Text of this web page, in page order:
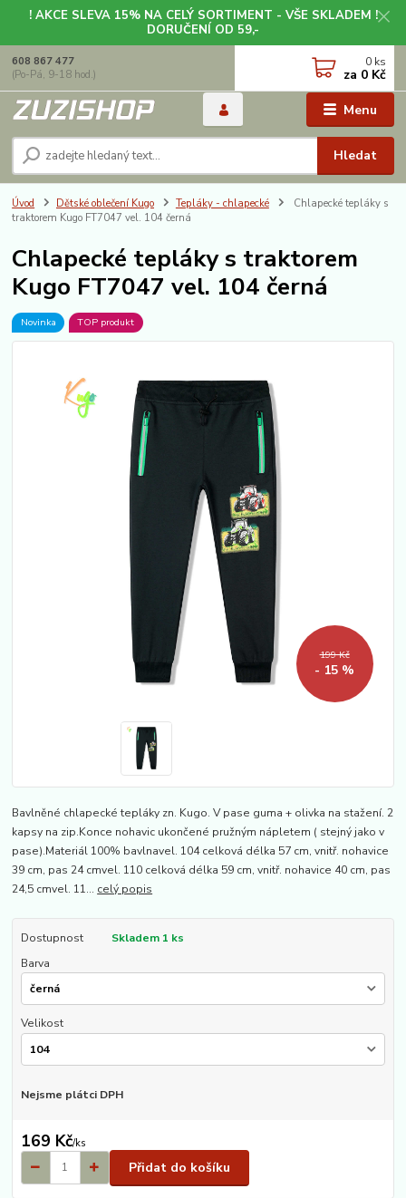
! AKCE SLEVA 15% NA CELÝ SORTIMENT - VŠE SKLADEM !
DORUČENÍ OD 59,-
Menu
Hledat
608 867 477
(Po-Pá, 9-18 hod.)
0 ks
za 0 Kč
Úvod Dětské oblečení Kugo Tepláky - chlapecké
Chlapecké tepláky s
traktorem Kugo FT7047 vel. 104 černá
Chlapecké tepláky s traktorem
Kugo FT7047 vel. 104 černá
Novinka TOP produkt
199 Kč
- 15 %
Bavlněné chlapecké tepláky zn. Kugo. V pase guma + olivka na stažení. 2
kapsy na zip.Konce nohavic ukončené pružným nápletem ( stejný jako v
pase).Materiál 100% bavlnavel. 104 celková délka 57 cm, vnitř. nohavice
39 cm, pas 24 cmvel. 110 celková délka 59 cm, vnitř. nohavice 40 cm, pas
24,5 cmvel. 11... celý popis
Dostupnost
Skladem 1 ks
Barva
Velikost
Nejsme plátci DPH
169 Kč/ks
Přidat do košíku